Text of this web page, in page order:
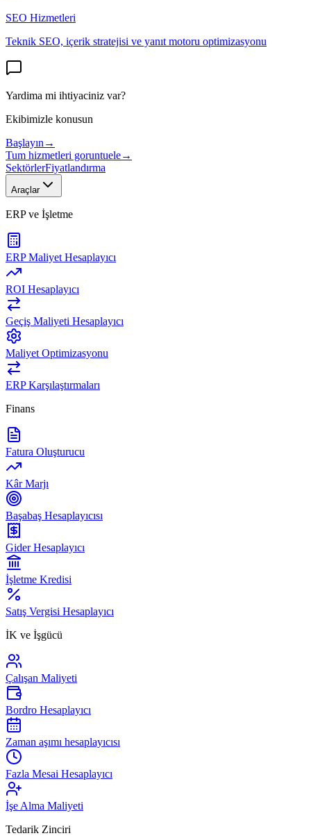
SEO Hizmetleri
Teknik SEO, içerik stratejisi ve yanıt motoru optimizasyonu
Yardima mi ihtiyaciniz var?
Ekibimizle konusun
Başlayın →
Tum hizmetleri goruntuele→
SektörlerFiyatlandırma
Araçlar
ERP ve İşletme
ERP Maliyet Hesaplayıcı
ROI Hesaplayıcı
Geçiş Maliyeti Hesaplayıcı
Maliyet Optimizasyonu
ERP Karşılaştırmaları
Finans
Fatura Oluşturucu
Kâr Marjı
Başabaş Hesaplayıcısı
Gider Hesaplayıcı
İşletme Kredisi
Satış Vergisi Hesaplayıcı
İK ve İşgücü
Çalışan Maliyeti
Bordro Hesaplayıcı
Zaman aşımı hesaplayıcısı
Fazla Mesai Hesaplayıcı
İşe Alma Maliyeti
Tedarik Zinciri